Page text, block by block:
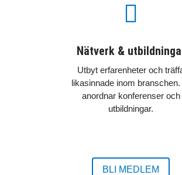

Nätverk &
Utbyt erfarenheter och
likasinnade inom branschen.
anordnar konferenser och
utbildningar.
BLI MEDLEM